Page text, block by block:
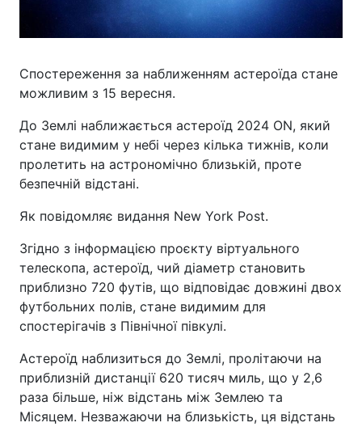
Спостереження за наближенням астероїда стане
можливим з 15 вересня.
До Землі наближається астероїд 2024 ON, який
стане видимим у небі через кілька тижнів, коли
пролетить на астрономічно близькій, проте
безпечній відстані.
Як повідомляє видання New York Post.
Згідно з інформацією проєкту віртуального
телескопа, астероїд, чий діаметр становить
приблизно 720 футів, що відповідає довжині двох
футбольних полів, стане видимим для
спостерігачів з Північної півкулі.
Астероїд наблизиться до Землі, пролітаючи на
приблизній дистанції 620 тисяч миль, що у 2,6
раза більше, ніж відстань між Землею та
Місяцем. Незважаючи на близькість, ця відстань